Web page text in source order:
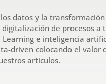
datos y la
de procesos a
Learning e inteligencia
driven colocando el valor
artículos.